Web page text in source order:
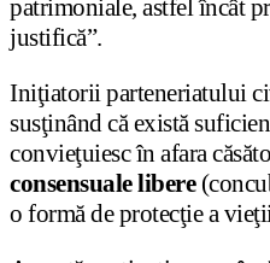
patrimoniale, astfel încât
justifică”.
Iniţiatorii parteneriatului
susţinând că există
convieţuiesc în afara
consensuale libere
o formă de protecţie a